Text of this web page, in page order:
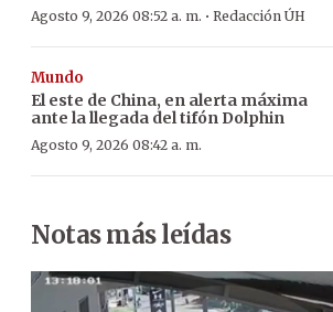
Agosto 9, 2026 08:52 a. m. · Redacción ÚH
Mundo
El este de China, en alerta máxima
ante la llegada del tifón Dolphin
Agosto 9, 2026 08:42 a. m.
Notas más leídas